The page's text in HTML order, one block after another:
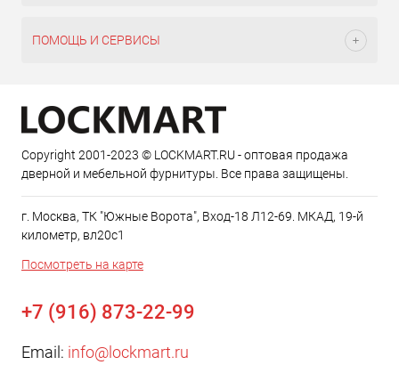
ПОМОЩЬ И СЕРВИСЫ
Copyright 2001-2023 © LOCKMART.RU - оптовая продажа
дверной и мебельной фурнитуры. Все права защищены.
г. Москва, ТК "Южные Ворота", Вход-18 Л12-69. МКАД, 19-й
километр, вл20с1
Посмотреть на карте
+7 (916) 873-22-99
Email: info@lockmart.ru